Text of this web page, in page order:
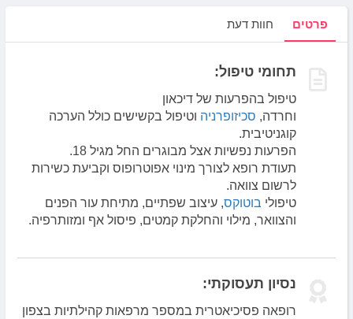
הדריכה סטודנטים לרפואה, רופאים מתמחים
בפסיכיאטריה ורפואת משפחה במסגרת עבודתה בבית
נותנת ייעוץ לאוכלוסייה המבוגרת ומדריכה את הצוות
במספר בתי אבות בצפון הארץ.
כמו כן, משמשת כרופאה בוועדות לאבחון אנשים עם
מגבלות שכלית התפתחותית יחד עם צוות רב מקצועי.
פרטים חוות דעת
תחומי טיפול:
טיפול בהפרעות של דיכאון
וחרדה, סכיזופרניה וטיפול בקשישים כולל הערכה
קוגניטיבית.
הפרעות נפשיות אצל מבוגרים החל מגיל 18.
תעודת רופא לצורך מינוי אפוטרופוס וקביעת כשירות
לרשום צוואה.
טיפולי בוטוקס, עיצוב שפתיים, מתיחת עור הפנים
והצוואר, מילוי והחלקת קמטים, פיסול אף ומזותרפיה.
נסיון תעסוקתי:
רופאה פסיכיאטרית במספר מרפאות קהילתיות בצפון